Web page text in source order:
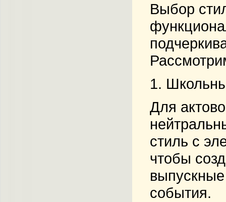
Выбор
1.
Для
стиль с
чтобы
события.